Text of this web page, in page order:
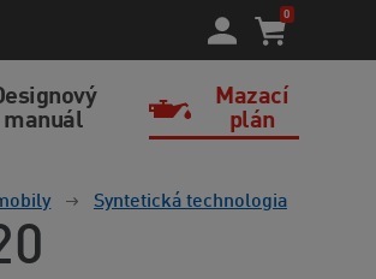
0
manuál
Mazací
plán
Syntetická technologia